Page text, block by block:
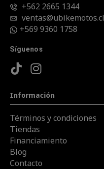
+562 2665 1344
ventas@ubikemotos.cl
+569 9360 1758
Síguenos
Información
Términos y condiciones
Tiendas
Financiamiento
Blog
Contacto